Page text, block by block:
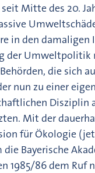
Mitte des 20.
in den
der Umweltpolitik
die sich
nun zu einer
Disziplin
Mit der
für Ökologie
Bayerische
1985/86 dem Ruf